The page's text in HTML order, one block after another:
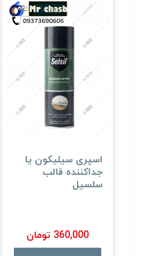
اسپری سیلیکون یا
جداکننده قالب
سلسیل
360,000 تومان